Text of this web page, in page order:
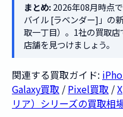
まとめ:2026年08月時点
バイル [ラベンダー]」の
取一丁目）。1社の買取
店舗を見つけましょう。
関連する買取ガイド:
Galaxy買取 / Pixel買取 /
リア）シリーズの買取相